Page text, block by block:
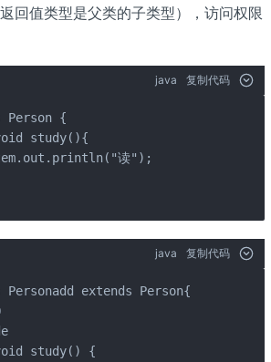
回值类型是父类的子类型），访问权限
java 复制代码
Person {
study(){
读");
java 复制代码
extends Person{
study() {